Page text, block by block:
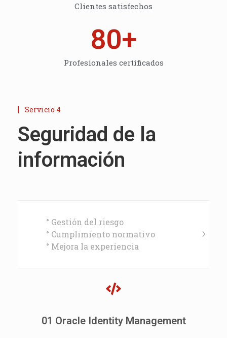
Clientes satisfechos
80+
Profesionales certificados
Servicio 4
Seguridad de la
información
° Gestión del riesgo
° Cumplimiento normativo
° Mejora la experiencia
01 Oracle Identity Management